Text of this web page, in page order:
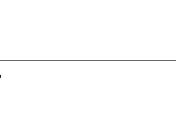
для активной насыщенной
для родителей
представлены лучшие